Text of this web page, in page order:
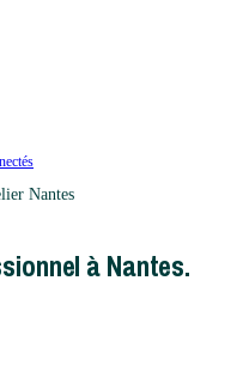
Nantes
à Nantes.